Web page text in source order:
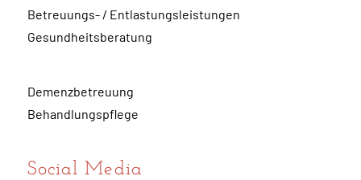
Betreuungs- / Entlastungsleistungen
Gesundheitsberatung
Demenzbetreuung
Behandlungspflege
Social Media